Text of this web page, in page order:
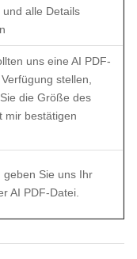
alle Details
uns eine AI PDF-
stellen,
die Größe des
mir bestätigen
geben Sie uns Ihr
AI PDF-Datei.